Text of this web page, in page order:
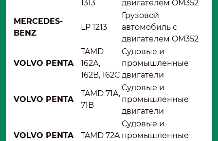
1313
двигателем OM352
MERCEDES-
BENZ
LP 1213
Грузовой
автомобиль с
двигателем OM352
VOLVO PENTA
TAMD
162A,
162B, 162C
Судовые и
промышленные
двигатели
VOLVO PENTA
TAMD 71A,
71B
Судовые и
промышленные
двигатели
VOLVO PENTA TAMD 72A
Судовые и
промышленные